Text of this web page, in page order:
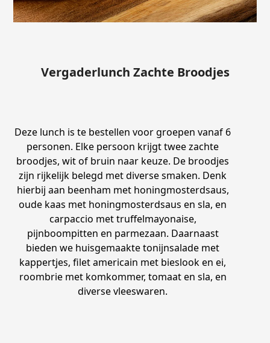
Vergaderlunch Zachte Broodjes
Deze lunch is te bestellen voor groepen vanaf 6
personen. Elke persoon krijgt twee zachte
broodjes, wit of bruin naar keuze. De broodjes
zijn rijkelijk belegd met diverse smaken. Denk
hierbij aan beenham met honingmosterdsaus,
oude kaas met honingmosterdsaus en sla, en
carpaccio met truffelmayonaise,
pijnboompitten en parmezaan. Daarnaast
bieden we huisgemaakte tonijnsalade met
kappertjes, filet americain met bieslook en ei,
roombrie met komkommer, tomaat en sla, en
diverse vleeswaren.